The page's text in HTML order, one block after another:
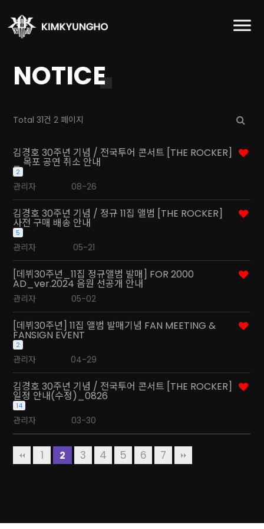
NOTICE
Total 31건 2 페이지
김경호 30주년 기념 / 전국투어 콘서트 [THE ROCKER]
_ 목포 공연 취소 안내
2
관리자 08-26
김경호 30주년 기념 / 정규 11집 앨범 [THE ROCKER]
사전 구매 배송 안내
5
관리자 05-21
[데뷔30주년_11집 정규앨범 발매] FOR 2000
AD_ver.2024 음원 선공개 안내
관리자 05-02
[데뷔30주년] 11집 앨범 발매기념 FAN MEETING &
FANSIGN EVENT
2
관리자 04-29
김경호 30주년 기념 / 전국투어 콘서트 [THE ROCKER]
일정 안내(수정)_0826
14
관리자 03-30
1 2 3 4 5 6 7